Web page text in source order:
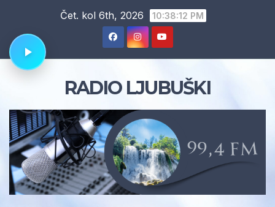
content
Čet. kol 6th, 2026 10:38:12 PM
RADIO LJUBUŠKI